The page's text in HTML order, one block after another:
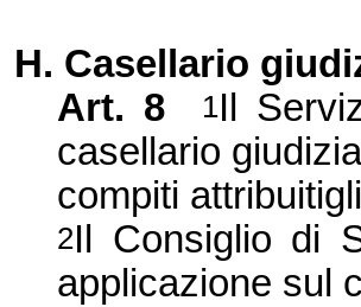
H. Casellario
Art. 8
1Il
casellario
compiti
2Il Consiglio di
applicazione sul